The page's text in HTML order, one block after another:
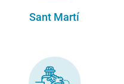
Sant Martí